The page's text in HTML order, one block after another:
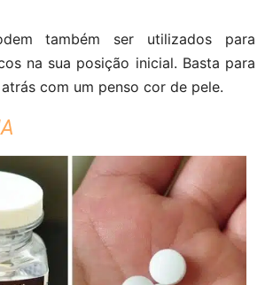
também ser utilizados para
na sua posição inicial. Basta para
com um penso cor de pele.